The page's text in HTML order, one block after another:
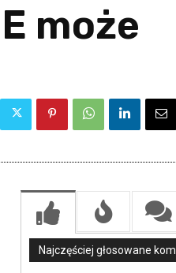
może
Najczęściej głosowane